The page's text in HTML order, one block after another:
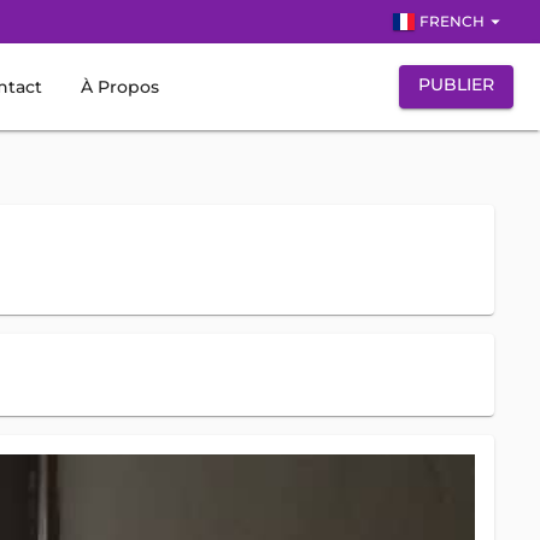
FRENCH arrow_drop_down
À Propos PUBLIER